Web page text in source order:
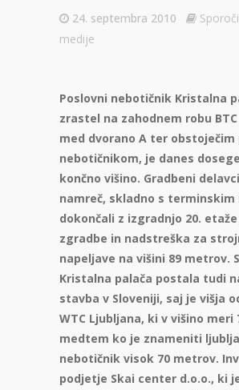
24. septembra 2010
medije
Poslovni nebotičnik Kristalna
zrastel na zahodnem robu BTC
med dvorano A ter obstoječim
nebotičnikom, je danes
končno višino. Gradbeni
namreč, skladno s terminskim
dokončali z izgradnjo 20.
zgradbe in nadstreška za
napeljave na višini 89 metrov.
Kristalna palača postala tudi
stavba v Sloveniji, saj je višja
WTC Ljubljana, ki v višino meri
medtem ko je znameniti
nebotičnik visok 70 metrov.
podjetje Skai center d.o.o., ki